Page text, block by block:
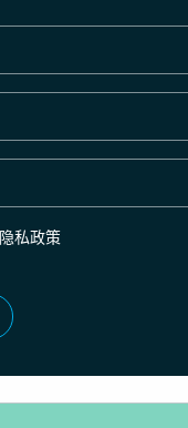
隐私政策